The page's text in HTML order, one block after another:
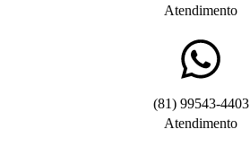
Atendimento
(81) 99543-4403
Atendimento